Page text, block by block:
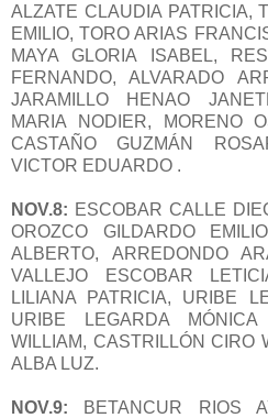
ALZATE CLAUDIA PATRICIA,
EMILIO, TORO ARIAS
MAYA GLORIA ISABEL,
FERNANDO, ALVARADO
JARAMILLO HENAO
MARIA NODIER, MORENO
CASTAÑO GUZMÁN
VICTOR EDUARDO .
NOV.8: ESCOBAR CALLE
OROZCO GILDARDO
ALBERTO, ARREDONDO
VALLEJO ESCOBAR
LILIANA PATRICIA, URIBE
URIBE LEGARDA
WILLIAM, CASTRILLÓN CIRO
ALBA LUZ.
NOV.9: BETANCUR RIOS